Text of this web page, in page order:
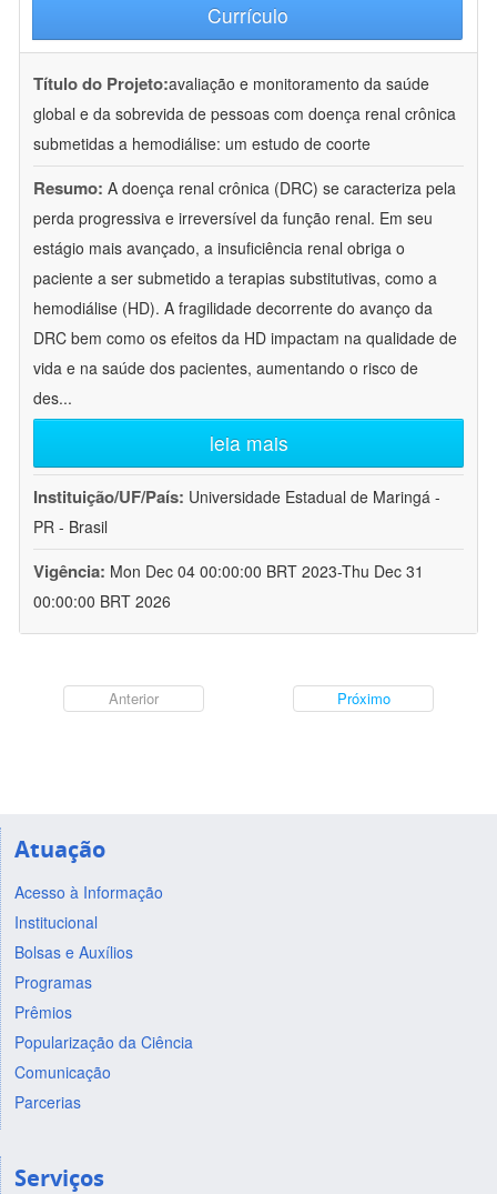
Currículo
Título do Projeto:avaliação e monitoramento da saúde
global e da sobrevida de pessoas com doença renal crônica
submetidas a hemodiálise: um estudo de coorte
Resumo: A doença renal crônica (DRC) se caracteriza pela
perda progressiva e irreversível da função renal. Em seu
estágio mais avançado, a insuficiência renal obriga o
paciente a ser submetido a terapias substitutivas, como a
hemodiálise (HD). A fragilidade decorrente do avanço da
DRC bem como os efeitos da HD impactam na qualidade de
vida e na saúde dos pacientes, aumentando o risco de
des...
leia mais
Instituição/UF/País: Universidade Estadual de Maringá -
PR - Brasil
Vigência: Mon Dec 04 00:00:00 BRT 2023-Thu Dec 31
00:00:00 BRT 2026
Anterior Próximo
Atuação
Acesso à Informação
Institucional
Bolsas e Auxílios
Programas
Prêmios
Popularização da Ciência
Comunicação
Parcerias
Serviços